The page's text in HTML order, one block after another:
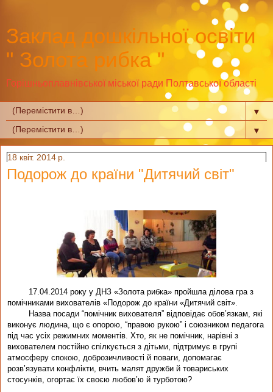
Заклад дошкільної освіти
" Золота рибка "
Горішньоплавнівської міської ради Полтавської області
▼
▼
18 квіт. 2014 р.
Подорож до країни "Дитячий світ"
17.04.2014 року у ДНЗ «Золота рибка» пройшла ділова гра з
помічниками вихователів «Подорож до країни «Дитячий світ».
Назва посади “помічник вихователя” відповідає обов’язкам, які
виконує людина, що є опорою, “правою рукою” і союзником пе­дагога
під час усіх режимних моментів. Хто, як не помічник, нарів­ні з
вихователем постійно спілкується з дітьми, підтримує в групі
атмосферу спокою, доброзичливості й поваги, допомагає
розв’язувати конфлікти, вчить малят дружби й товариських
стосунків, огортає їх своєю любов’ю й турботою?